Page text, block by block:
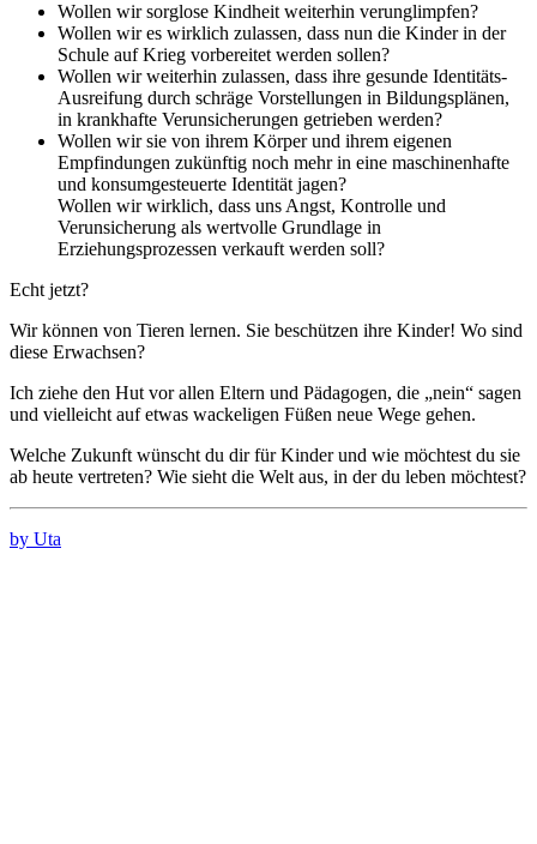
Wollen wir sorglose Kindheit weiterhin verunglimpfen?
Wollen wir es wirklich zulassen, dass nun die Kinder in der
Schule auf Krieg vorbereitet werden sollen?
Wollen wir weiterhin zulassen, dass ihre gesunde Identitäts-
Ausreifung durch schräge Vorstellungen in Bildungsplänen,
in krankhafte Verunsicherungen getrieben werden?
Wollen wir sie von ihrem Körper und ihrem eigenen
Empfindungen zukünftig noch mehr in eine maschinenhafte
und konsumgesteuerte Identität jagen?
Wollen wir wirklich, dass uns Angst, Kontrolle und
Verunsicherung als wertvolle Grundlage in
Erziehungsprozessen verkauft werden soll?
Echt jetzt?
Wir können von Tieren lernen. Sie beschützen ihre Kinder! Wo sind
diese Erwachsen?
Ich ziehe den Hut vor allen Eltern und Pädagogen, die „nein“ sagen
und vielleicht auf etwas wackeligen Füßen neue Wege gehen.
Welche Zukunft wünscht du dir für Kinder und wie möchtest du sie
ab heute vertreten? Wie sieht die Welt aus, in der du leben möchtest?
by Uta